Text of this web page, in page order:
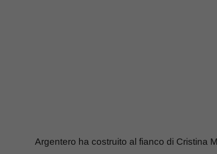
Argentero ha costruito al fianco di Cristina